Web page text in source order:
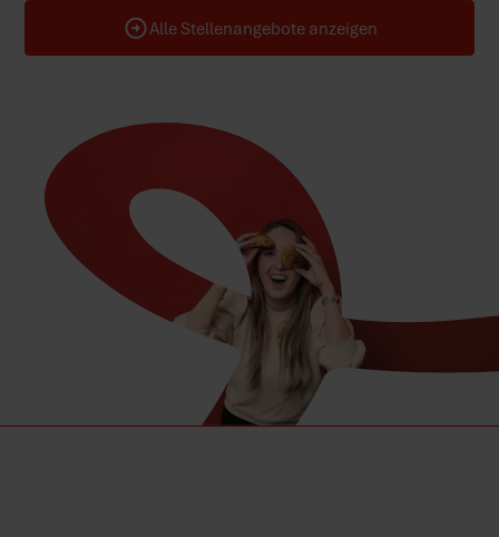
Alle Stellenangebote anzeigen